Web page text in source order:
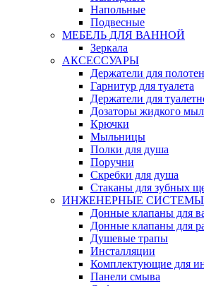
Напольные
Подвесные
МЕБЕЛЬ ДЛЯ ВАННОЙ
Зеркала
АКСЕССУАРЫ
Держатели для
Гарнитур для туалета
Держатели для
Дозаторы жидкого
Крючки
Мыльницы
Полки для душа
Поручни
Скребки для душа
Стаканы для зубных
ИНЖЕНЕРНЫЕ СИСТЕМЫ
Донные клапаны для
Донные клапаны для
Душевые трапы
Инсталляции
Комплектующие для
Панели смыва